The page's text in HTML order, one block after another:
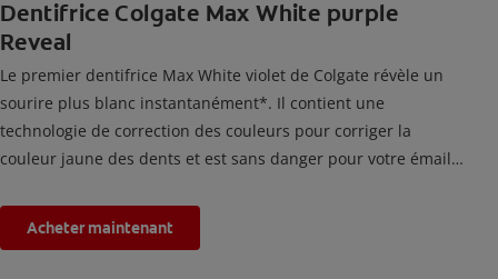
Dentifrice Colgate Max White purple
Reveal
Le premier dentifrice Max White violet de Colgate révèle un
sourire plus blanc instantanément*. Il contient une
technologie de correction des couleurs pour corriger la
couleur jaune des dents et est sans danger pour votre émail.
Acheter maintenant